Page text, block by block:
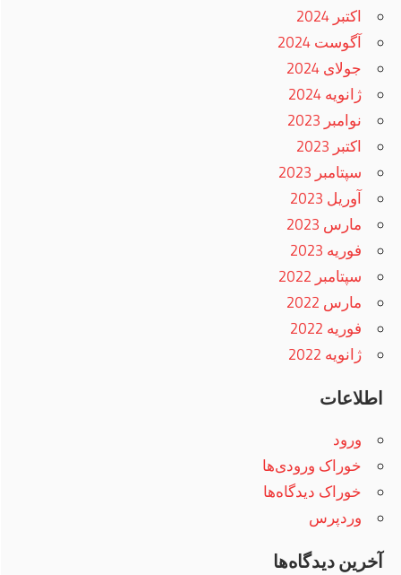
اکتبر 2024
آگوست 2024
جولای 2024
ژانویه 2024
نوامبر 2023
اکتبر 2023
سپتامبر 2023
آوریل 2023
مارس 2023
فوریه 2023
سپتامبر 2022
مارس 2022
فوریه 2022
ژانویه 2022
اطلاعات
ورود
خوراک ورودی‌ها
خوراک دیدگاه‌ها
وردپرس
آخرین دیدگاه‌ها